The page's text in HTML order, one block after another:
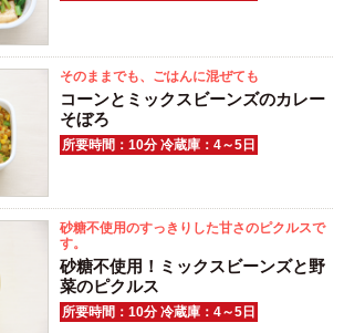
そのままでも、ごはんに混ぜても
コーンとミックスビーンズのカレー
そぼろ
所要時間：10分 冷蔵庫：4～5日
砂糖不使用のすっきりした甘さのピクルスで
す。
砂糖不使用！ミックスビーンズと野
菜のピクルス
所要時間：10分 冷蔵庫：4～5日